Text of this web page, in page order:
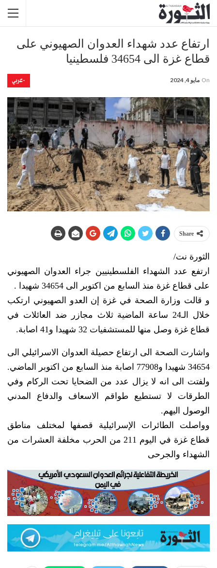
ارتفاع عدد شهداء العدوان الصهيوني على
قطاع غزة الى 34654 فلسطينيا
-عربي On مايو 4, 2024
Share
الثورة نت/
ارتفع عدد الشهداء الفلسطينيين جراء العدوان الصهيوني
على قطاع غزة منذ السابع من اكتوبر الى 34654 شهيدا .
و قالت وزارة الصحة في غزة إن العدو الصهيوني ارتكب
خلال الـ24 ساعة الماضية ثلاث مجازر ضد العائلات في
قطاع غزة وصل منها للمستشفيات 32 شهيدا و41 اصابة.
واشارت الصحة الى ارتفاع حصيلة العدوان الاسرائيلي الى
34654 شهيدا و77908 اصابة منذ السابع من اكتوبر الماضي.
ولفتت الى انه لا يزال عدد من الضحايا تحت الركام وفي
الطرقات لا تستطيع طواقم الاسعاف والدفاع المدني
الوصول اليهم.
وواصلت الطائرات الإسرائيلية قصفها لمختلف مناطق
قطاع غزة في اليوم 211 من الحرب مخلفة العشرات من
الشهداء والجرحى